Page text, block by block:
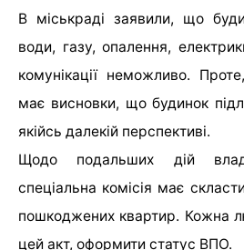
В міськраді заявили, що
води, газу, опалення,
комунікації неможливо.
має висновки, що будинок
якійсь далекій перспективі.
Щодо подальших дій
спеціальна комісія має
пошкоджених квартир. Кожна
цей акт, оформити статус ВПО.